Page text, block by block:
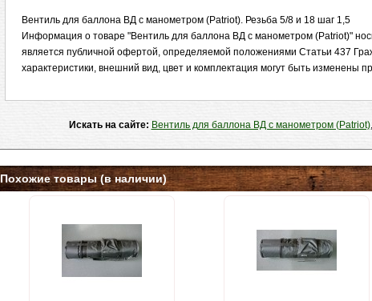
Вентиль для баллона ВД с манометром (Patriot). Резьба 5/8 и 18 шаг 1,5
Информация о товаре "Вентиль для баллона ВД с манометром (Patriot)"
является публичной офертой, определяемой положениями Статьи 437
характеристики, внешний вид, цвет и комплектация могут быть изменены
Искать на сайте: Вентиль для баллона ВД с манометром (Patriot),
Похожие товары (в наличии)